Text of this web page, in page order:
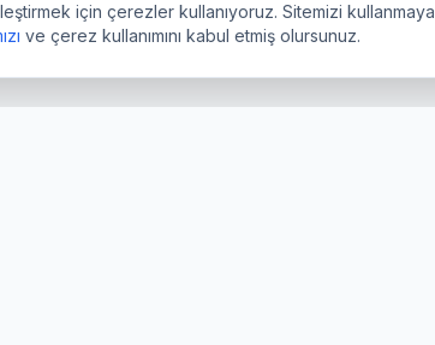
için çerezler kullanıyoruz. Sitemizi kullanmaya
ve çerez kullanımını kabul etmiş olursunuz.